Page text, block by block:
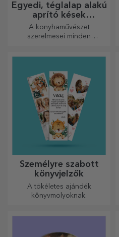
Egyedi, téglalap alakú
aprító kések
fogantyúval
A konyhaművészet
szerelmesei minden
készülnek. Válassza ki a
megfelelőt!
Személyre szabott
könyvjelzők
A tökéletes ajándék
könyvmolyoknak.